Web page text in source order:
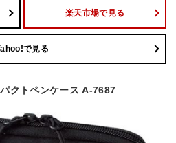
楽天市場で見る
で見る
クトペンケース A-7687